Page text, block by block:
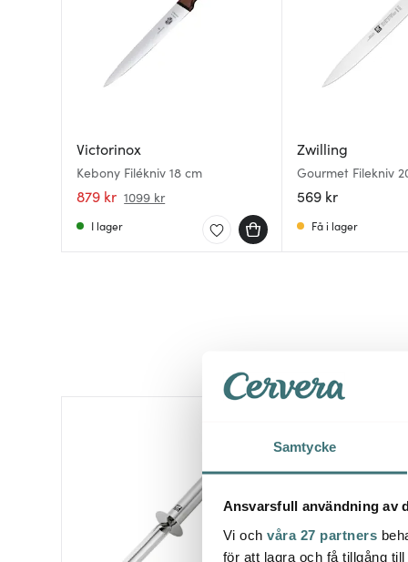
Samtycke
Ansvarsfull användning av
Vi och våra 27 partners
för att lagra och få tillgång
Victorinox
Kebony Filékniv 18 cm
879 kr 1099 kr
I lager
Zwilling
Gourmet Filekniv
569 kr
Få i lager